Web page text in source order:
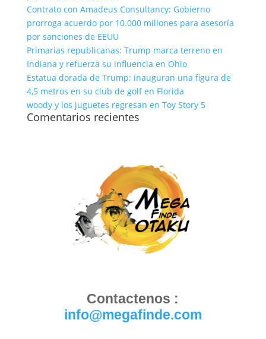
Contrato con Amadeus Consultancy: Gobierno
prorroga acuerdo por 10.000 millones para asesoría
por sanciones de EEUU
Primarias republicanas: Trump marca terreno en
Indiana y refuerza su influencia en Ohio
Estatua dorada de Trump: inauguran una figura de
4,5 metros en su club de golf en Florida
woody y los juguetes regresan en Toy Story 5
Comentarios recientes
Contactenos :
info@megafinde.com